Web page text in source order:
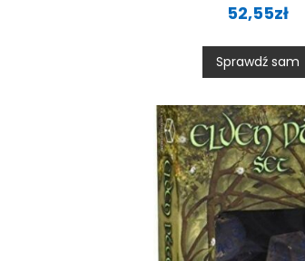
t
0
o
u
t
5
52,55zł
Sprawdź sam